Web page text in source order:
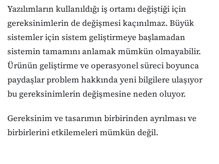
Yazılımların kullanıldığı iş ortamı değiştiği için
gereksinimlerin de değişmesi kaçınılmaz. Büyük
sistemler için sistem geliştirmeye başlamadan
sistemin tamamını anlamak mümkün olmayabilir.
Ürünün geliştirme ve operasyonel süreci boyunca
paydaşlar problem hakkında yeni bilgilere ulaşıyor
bu gereksinimlerin değişmesine neden oluyor.
Gereksinim ve tasarımın birbirinden ayrılması ve
birbirlerini etkilemeleri mümkün değil.